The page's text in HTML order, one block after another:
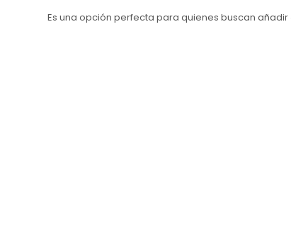
Es una opción perfecta para quienes buscan